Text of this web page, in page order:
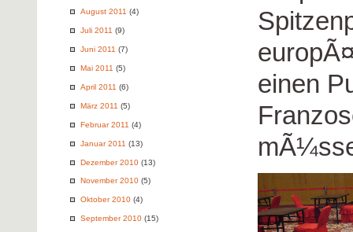
August 2011 (4)
Juli 2011 (9)
Juni 2011 (7)
Mai 2011 (5)
April 2011 (6)
März 2011 (5)
Februar 2011 (4)
Januar 2011 (13)
Dezember 2010 (13)
November 2010 (5)
Oktober 2010 (4)
September 2010 (15)
einen